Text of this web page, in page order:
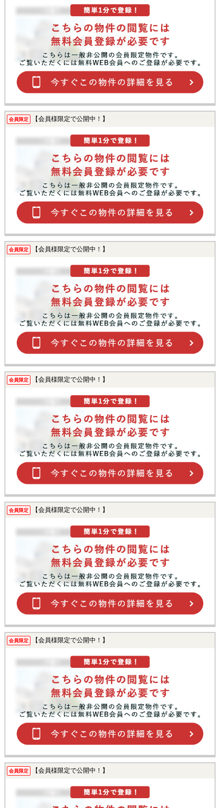
会員限定 【会員様限定で公開中！】
会員限定 【会員様限定で公開中！】
会員限定 【会員様限定で公開中！】
会員限定 【会員様限定で公開中！】
会員限定 【会員様限定で公開中！】
会員限定 【会員様限定で公開中！】